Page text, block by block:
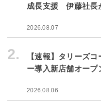
成長支援 伊藤社長
2026.08.07
2.
【速報】タリーズ
ー導入新店舗オープ
2026.08.06